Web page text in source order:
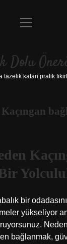
Anasayfa
Yasal Uyarı
menüyü
Dolu
tazelik katan pratik
bir
yükseliyor
bağlanmak,